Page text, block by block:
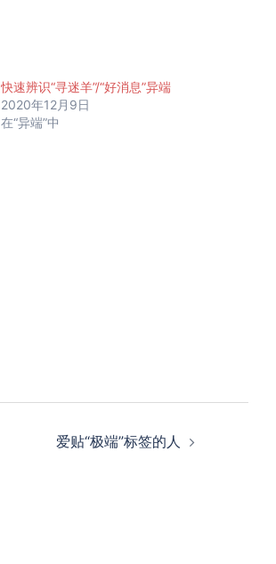
快速辨识“寻迷羊”/“好消息”异端
2020年12月9日
在“异端”中
爱贴“极端”标签的人